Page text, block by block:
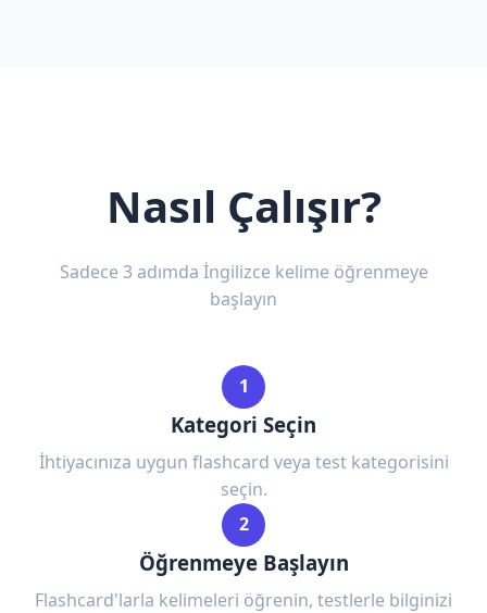
Nasıl Çalışır?
Sadece 3 adımda İngilizce kelime öğrenmeye
başlayın
1
Kategori Seçin
İhtiyacınıza uygun flashcard veya test kategorisini
seçin.
2
Öğrenmeye Başlayın
Flashcard'larla kelimeleri öğrenin, testlerle bilginizi